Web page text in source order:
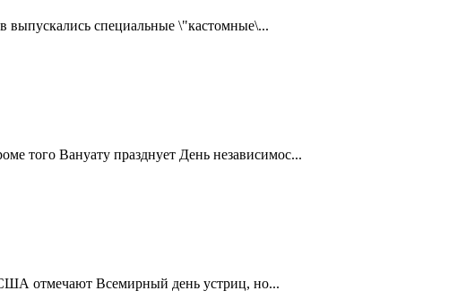
выпускались специальные \"кастомные\...
того Вануату празднует День независимос...
США отмечают Всемирный день устриц, но...